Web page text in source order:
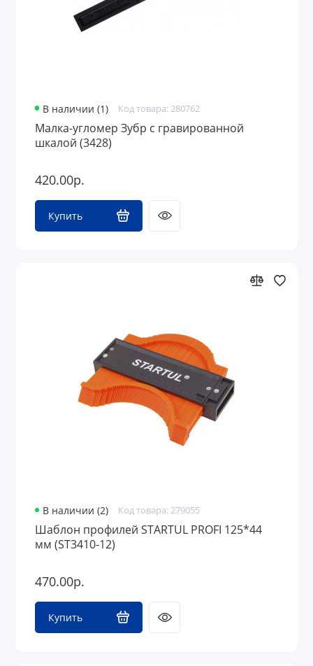
В наличии (1) Код товара: 280762
Малка-угломер Зубр с гравированной
шкалой (3428)
420.00р.
Купить
В наличии (2) Код товара: 279055
Шаблон профилей STARTUL PROFI 125*44
мм (ST3410-12)
470.00р.
Купить